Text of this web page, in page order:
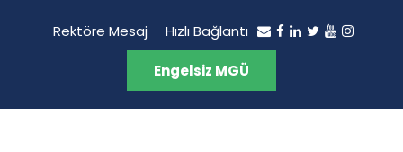
Rektöre Mesaj Hızlı Bağlantı
Engelsiz MGÜ